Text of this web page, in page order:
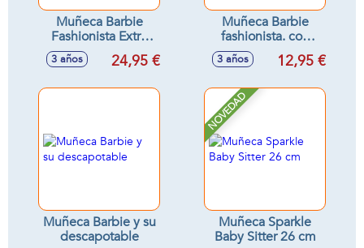
Muñeca Barbie
Fashionista Extra
con mascota y
accesorios -
3 años 24,95 €
Muñeca Barbie
fashionista. con
looks desde los
más informales y
más hippy fashion -
Modelos surtidos
3 años 12,95 €
Muñeca Barbie y su
descapotable
NOVEDAD
Muñeca Sparkle
Baby Sitter 26 cm